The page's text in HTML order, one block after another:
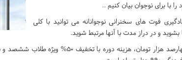
با برای نوجوان بیان کنیم ..
فوت های سخنرانی نوجوانانه می توانید با کلی
و در دراز مدت با آنها مرتبط شوید.
هزینه دوره اصلی یک میلیون و چهارصد هزار تومان،